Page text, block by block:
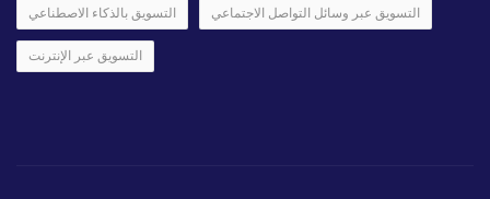
التسويق بالذكاء الاصطناعي التسويق عبر وسائل التواصل الاجتماعي
التسويق عبر الإنترنت